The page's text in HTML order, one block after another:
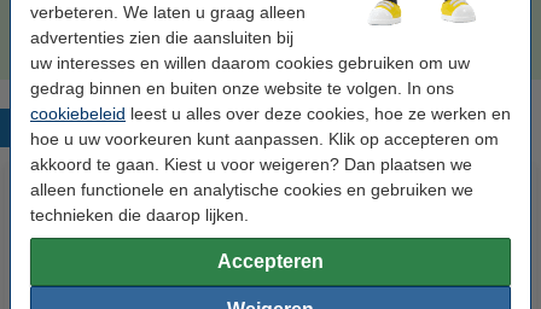
verbeteren. We laten u graag alleen
advertenties zien die aansluiten bij
uw interesses en willen daarom cookies gebruiken om uw
gedrag binnen en buiten onze website te volgen. In ons
cookiebeleid leest u alles over deze cookies, hoe ze werken en
hoe u uw voorkeuren kunt aanpassen. Klik op accepteren om
akkoord te gaan. Kiest u voor weigeren? Dan plaatsen we
alleen functionele en analytische cookies en gebruiken we
technieken die daarop lijken.
Accepteren
€ 84,50 Bestellen